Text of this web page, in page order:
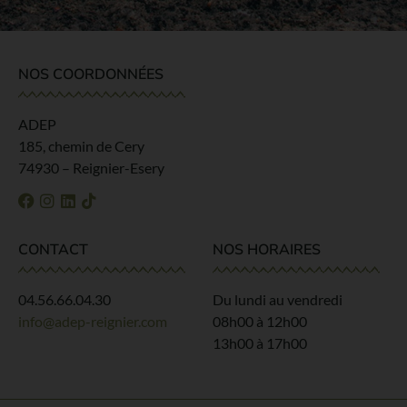
NOS COORDONNÉES
ADEP
185, chemin de Cery
74930 – Reignier-Esery
CONTACT
04.56.66.04.30
info@adep-reignier.com
NOS HORAIRES
Du lundi au vendredi
08h00 à 12h00
13h00 à 17h00